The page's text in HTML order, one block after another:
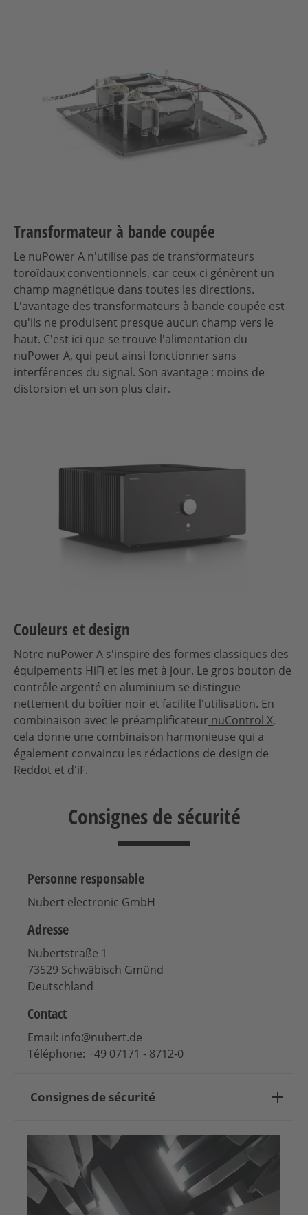
Transformateur à bande coupée
Le nuPower A n'utilise pas de transformateurs
toroïdaux conventionnels, car ceux-ci génèrent un
champ magnétique dans toutes les directions.
L'avantage des transformateurs à bande coupée est
qu'ils ne produisent presque aucun champ vers le
haut. C'est ici que se trouve l'alimentation du
nuPower A, qui peut ainsi fonctionner sans
interférences du signal. Son avantage : moins de
distorsion et un son plus clair.
Couleurs et design
Notre nuPower A s'inspire des formes classiques des
équipements HiFi et les met à jour. Le gros bouton de
contrôle argenté en aluminium se distingue
nettement du boîtier noir et facilite l'utilisation. En
combinaison avec le préamplificateur nuControl X,
cela donne une combinaison harmonieuse qui a
également convaincu les rédactions de design de
Reddot et d'iF.
Consignes de sécurité
Personne responsable
Nubert electronic GmbH
Adresse
Nubertstraße 1
73529 Schwäbisch Gmünd
Deutschland
Contact
Email: info@nubert.de
Téléphone: +49 07171 - 8712-0
Consignes de sécurité